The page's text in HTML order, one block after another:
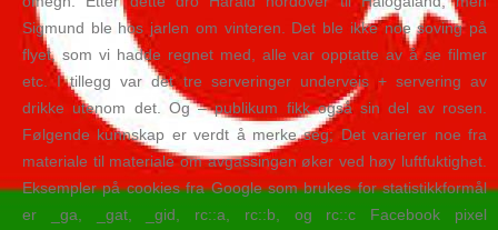
Sigmund ble hos jarlen om vinteren. Det ble ikke noe soving på
flyet, som vi hadde regnet med, alle var opptatte av å se filmer
etc. I tillegg var det tre serveringer underveis + servering av
drikke utenom det. Og – publikum fikk også sin del av rosen.
Følgende kunnskap er verdt å merke seg; Det varierer noe fra
materiale til materiale om avgassingen øker ved høy luftfuktighet.
Eksempler på cookies fra Google som brukes for statistikkformål
er _ga, _gat, _gid, rc::a, rc::b, og rc::c Facebook pixel